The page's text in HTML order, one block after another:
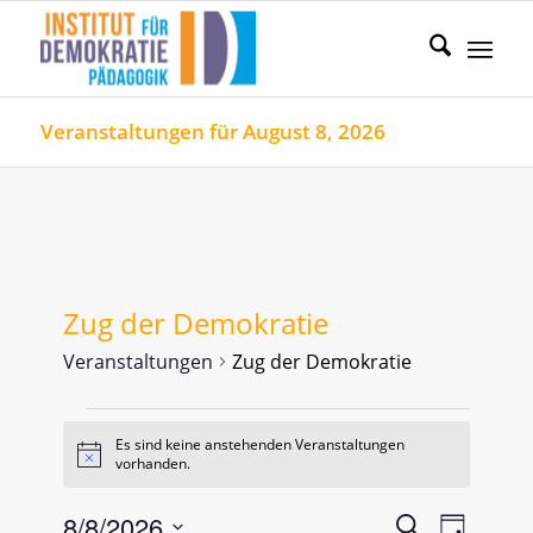
Veranstaltungen für August 8, 2026
Zug der Demokratie
Veranstaltungen Zug der Demokratie
for
Hinweis
Es sind keine anstehenden Veranstaltungen
vorhanden.
Suche